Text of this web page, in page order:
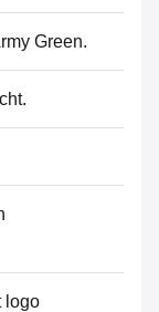
Green.
logo